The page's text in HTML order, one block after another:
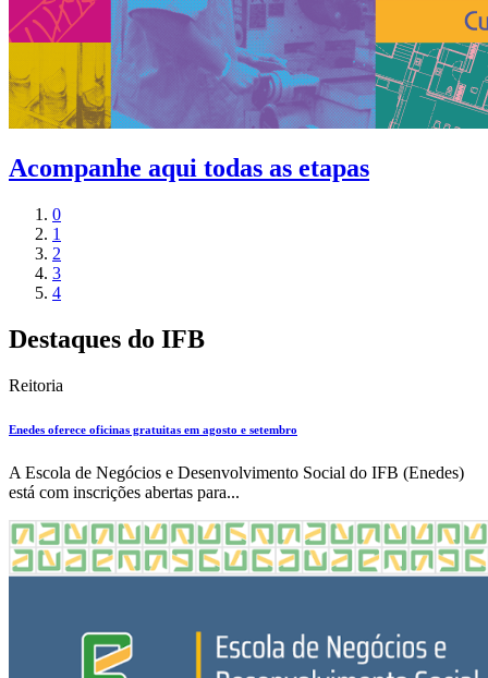
Acompanhe aqui todas as etapas
0
1
2
3
4
Destaques do IFB
Reitoria
Enedes oferece oficinas gratuitas em agosto e setembro
A Escola de Negócios e Desenvolvimento Social do IFB (Enedes)
está com inscrições abertas para...